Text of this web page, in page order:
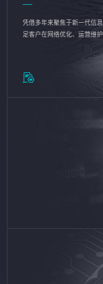
凭借多年来聚焦于新一代信
足客户在网络优化、运营维